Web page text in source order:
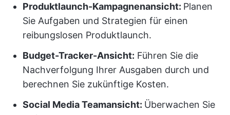
Produktlaunch-Kampagnenansicht: Planen
Sie Aufgaben und Strategien für einen
reibungslosen Produktlaunch.
Budget-Tracker-Ansicht: Führen Sie die
Nachverfolgung Ihrer Ausgaben durch und
berechnen Sie zukünftige Kosten.
Social Media Teamansicht: Überwachen Sie